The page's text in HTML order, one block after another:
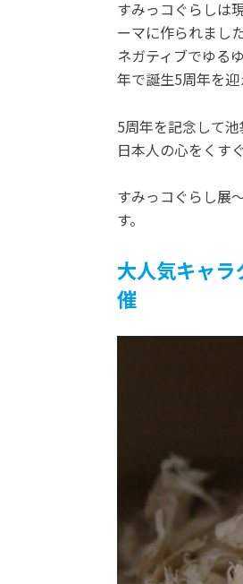
すみっコぐらしは
ーマに作られました
ネガティブでゆる
年で誕生5周年を迎
5周年を記念して
日本人の心をくす
すみっコぐらし展
す。
大人気キャ
催